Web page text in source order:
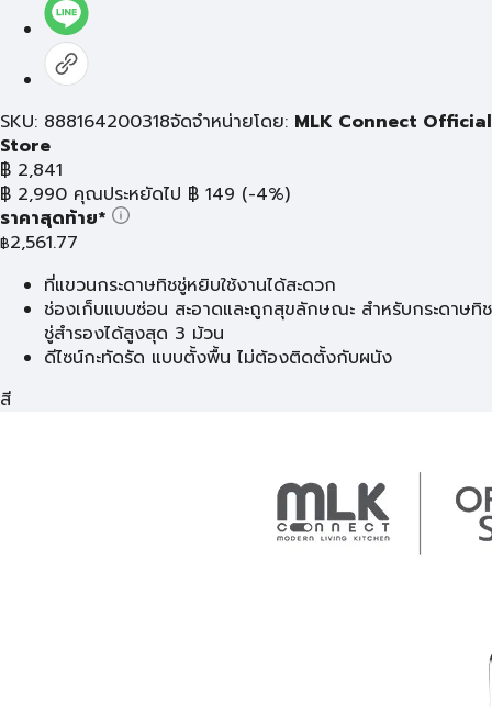
SKU: 888164200318จัดจำหน่ายโดย: MLK Connect Official
Store
฿ 2,841
฿ 2,990 คุณประหยัดไป ฿ 149 (-4%)
ราคาสุดท้าย*
฿2,561.77
ที่แขวนกระดาษทิชชู่หยิบใช้งานได้สะดวก
ช่องเก็บแบบซ่อน สะอาดและถูกสุขลักษณะ สำหรับกระดาษทิช
ชู่สำรองได้สูงสุด 3 ม้วน
ดีไซน์กะทัดรัด แบบตั้งพื้น ไม่ต้องติดตั้งกับผนัง
สี